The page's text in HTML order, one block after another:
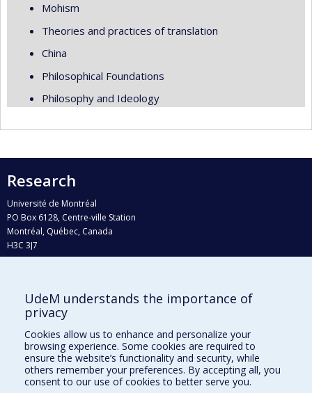
Mohism
Theories and practices of translation
China
Philosophical Foundations
Philosophy and Ideology
Research
Université de Montréal
PO Box 6128, Centre-ville Station
Montréal, Québec, Canada
H3C 3J7
Who does what?
Find us
Site map
Accessibility
UdeM understands the importance of
privacy
Cookies allow us to enhance and personalize your
browsing experience. Some cookies are required to
ensure the website’s functionality and security, while
others remember your preferences. By accepting all, you
consent to our use of cookies to better serve you.